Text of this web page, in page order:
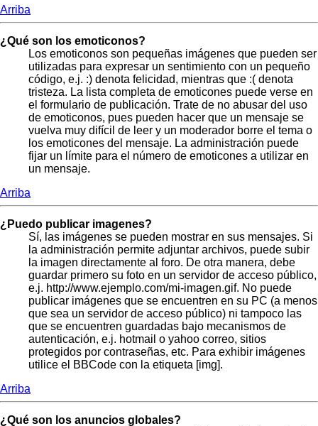
Arriba
¿Qué son los emoticonos?
Los emoticonos son pequeñas imágenes que pueden ser
utilizadas para expresar un sentimiento con un pequeño
código, e.j. :) denota felicidad, mientras que :( denota
tristeza. La lista completa de emoticones puede verse en
el formulario de publicación. Trate de no abusar del uso
de emoticonos, pues pueden hacer que un mensaje se
vuelva muy difícil de leer y un moderador borre el tema o
los emoticones del mensaje. La administración puede
fijar un límite para el número de emoticones a utilizar en
un mensaje.
Arriba
¿Puedo publicar imagenes?
Sí, las imágenes se pueden mostrar en sus mensajes. Si
la administración permite adjuntar archivos, puede subir
la imagen directamente al foro. De otra manera, debe
guardar primero su foto en un servidor de acceso público,
e.j. http://www.ejemplo.com/mi-imagen.gif. No puede
publicar imágenes que se encuentren en su PC (a menos
que sea un servidor de acceso público) ni tampoco las
que se encuentren guardadas bajo mecanismos de
autenticación, e.j. hotmail o yahoo correo, sitios
protegidos por contraseñas, etc. Para exhibir imágenes
utilice el BBCode con la etiqueta [img].
Arriba
¿Qué son los anuncios globales?